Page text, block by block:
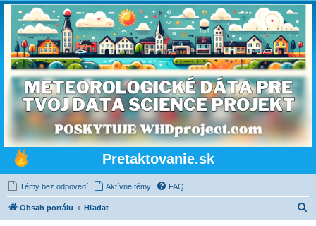
Pretaktovanie.sk
Témy bez odpovedí Aktívne témy FAQ
Obsah portálu Hľadať